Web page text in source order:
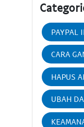
PAYPAL
CARA
HAPUS
UBAH